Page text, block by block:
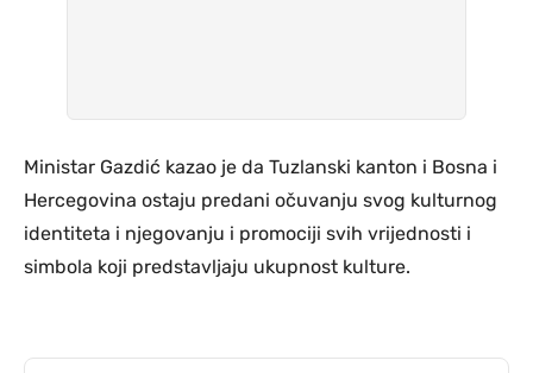
Ministar Gazdić kazao je da Tuzlanski kanton i Bosna i
Hercegovina ostaju predani očuvanju svog kulturnog
identiteta i njegovanju i promociji svih vrijednosti i
simbola koji predstavljaju ukupnost kulture.